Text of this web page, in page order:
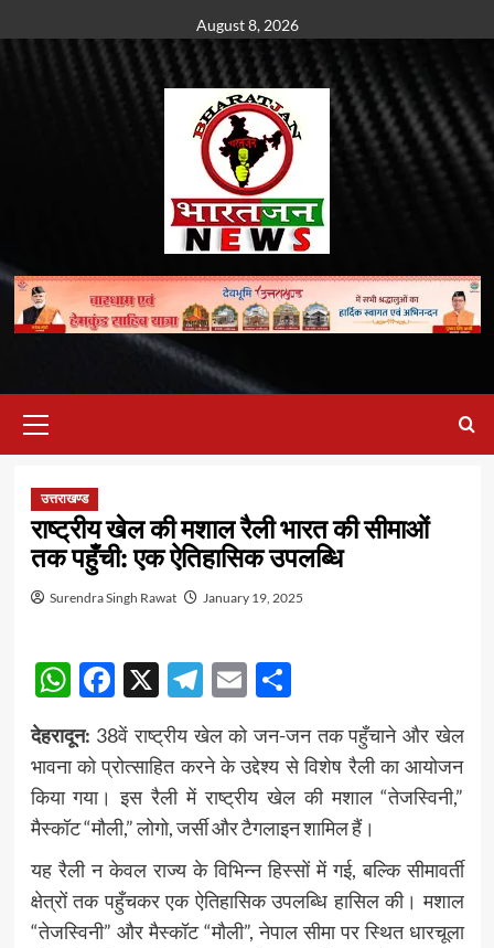
to
August 8, 2026
Menu
उत्तराखण्ड
राष्ट्रीय खेल की मशाल रैली भारत की सीमाओं
तक पहुँची: एक ऐतिहासिक उपलब्धि
Surendra Singh Rawat January 19, 2025
WhatsApp
Facebook
X Telegram
EmailShare
देहरादून: 38वें राष्ट्रीय खेल को जन-जन तक पहुँचाने और खेल
भावना को प्रोत्साहित करने के उद्देश्य से विशेष रैली का आयोजन
किया गया। इस रैली में राष्ट्रीय खेल की मशाल “तेजस्विनी,”
मैस्कॉट “मौली,” लोगो, जर्सी और टैगलाइन शामिल हैं।
यह रैली न केवल राज्य के विभिन्न हिस्सों में गई, बल्कि सीमावर्ती
क्षेत्रों तक पहुँचकर एक ऐतिहासिक उपलब्धि हासिल की। मशाल
“तेजस्विनी” और मैस्कॉट “मौली”, नेपाल सीमा पर स्थित धारचूला